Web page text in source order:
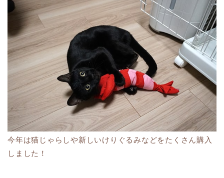
今年は猫じゃらしや新しいけりぐるみなどをたくさん購入
しました！